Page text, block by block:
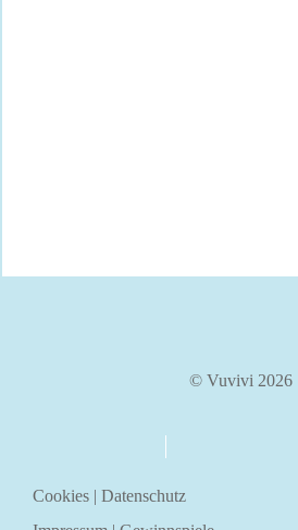
© Vuvivi 2026
Cookies | Datenschutz